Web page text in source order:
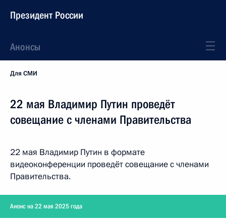
Президент России
Анонсы
Для СМИ
22 мая Владимир Путин проведёт
совещание с членами Правительства
22 мая Владимир Путин в формате
видеоконференции проведёт совещание с членами
Правительства.
Анонс на 22 мая 2025 года